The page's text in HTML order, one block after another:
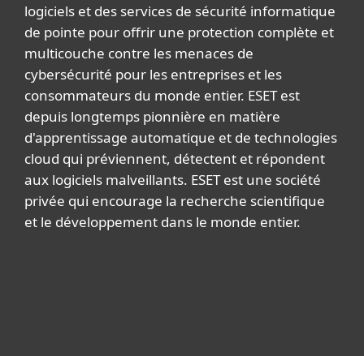
logiciels et des services de sécurité informatique
de pointe pour offrir une protection complète et
multicouche contre les menaces de
cybersécurité pour les entreprises et les
consommateurs du monde entier. ESET est
depuis longtemps pionnière en matière
d'apprentissage automatique et de technologies
cloud qui préviennent, détectent et répondent
aux logiciels malveillants. ESET est une société
privée qui encourage la recherche scientifique
et le développement dans le monde entier.